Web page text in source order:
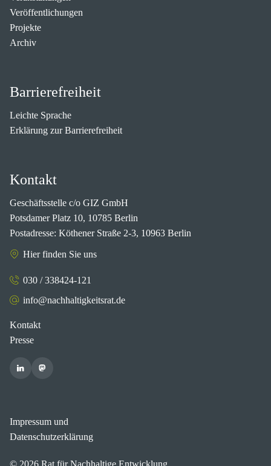
Veröffentlichungen
Projekte
Archiv
Barrierefreiheit
Leichte Sprache
Erklärung zur Barrierefreiheit
Kontakt
Geschäftsstelle c/o GIZ GmbH
Potsdamer Platz 10, 10785 Berlin
Postadresse: Köthener Straße 2-3, 10963 Berlin
Hier finden Sie uns
030 / 338424-121
info@nachhaltigkeitsrat.de
Kontakt
Presse
Impressum und
Datenschutzerklärung
© 2026 Rat für Nachhaltige Entwicklung